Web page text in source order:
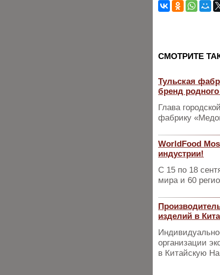
CМОТРИТЕ
Тульская
бренд
Глава
фабрику
WorldFood
индустрии!
С 15 по 18
мира и 60
изделий в
организации
в Китайскую